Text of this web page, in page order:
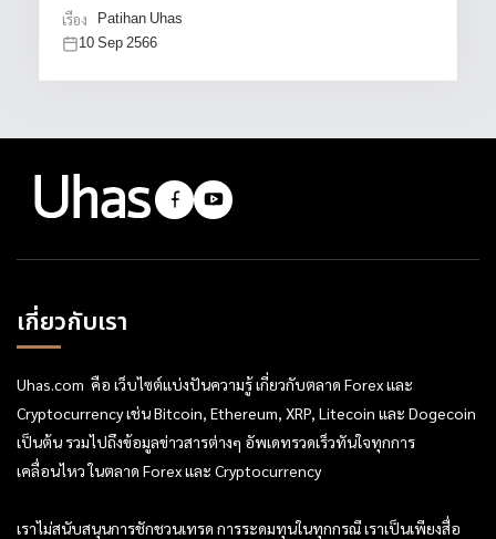
เรื่อง
Patihan Uhas
10 Sep 2566
เกี่ยวกับเรา
Uhas.com คือ เว็บไซต์แบ่งปันความรู้ เกี่ยวกับตลาด Forex และ
Cryptocurrency เช่น Bitcoin, Ethereum, XRP, Litecoin และ Dogecoin
เป็นต้น รวมไปถึงข้อมูลข่าวสารต่างๆ อัพเดทรวดเร็วทันใจทุกการ
เคลื่อนไหว ในตลาด Forex และ Cryptocurrency
เราไม่สนับสนุนการชักชวนเทรด การระดมทุนในทุกกรณี เราเป็นเพียงสื่อ